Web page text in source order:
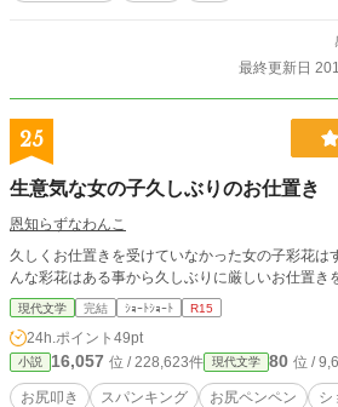
最終更新日
25
生意気な女の子久しぶりのお仕置き
恩知らずなわんこ
久しくお仕置きを受けていなかった女の子彩花は
んな彩花はある事から久しぶりに厳しいお仕置き
現代文学 完結 ｼｮｰﾄｼｮｰﾄ R15
24h.ポイント 49pt
小説 16,057 位 / 228,623件 現代文学 80 位 /
お尻叩き スパンキング お尻ペンペン
シ